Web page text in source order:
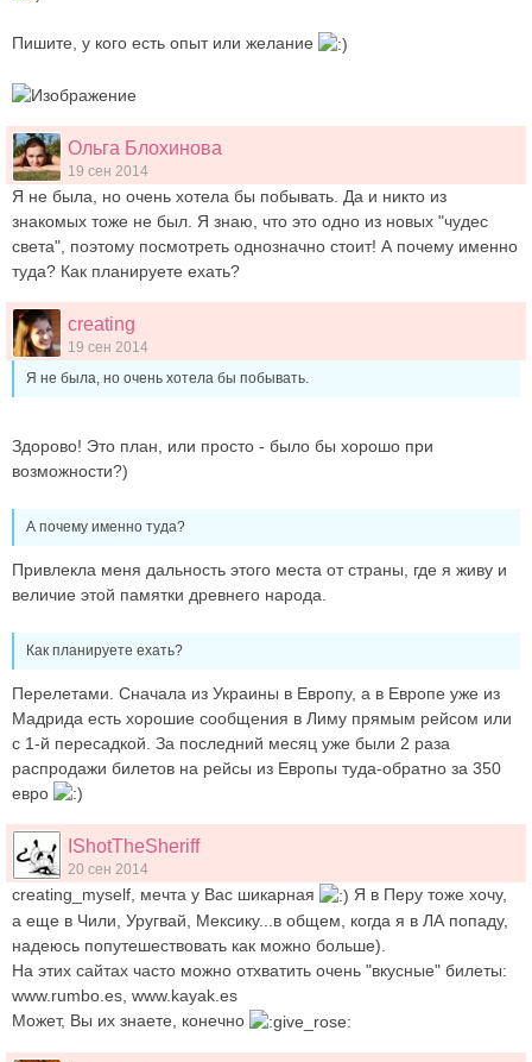
Пишите, у кого есть опыт или желание
Ольга Блохинова
19 сен 2014
Я не была, но очень хотела бы побывать. Да и никто из
знакомых тоже не был. Я знаю, что это одно из новых "чудес
света", поэтому посмотреть однозначно стоит! А почему именно
туда? Как планируете ехать?
creating
19 сен 2014
Я не была, но очень хотела бы побывать.
Здорово! Это план, или просто - было бы хорошо при
возможности?)
А почему именно туда?
Привлекла меня дальность этого места от страны, где я живу и
величие этой памятки древнего народа.
Как планируете ехать?
Перелетами. Сначала из Украины в Европу, а в Европе уже из
Мадрида есть хорошие сообщения в Лиму прямым рейсом или
с 1-й пересадкой. За последний месяц уже были 2 раза
распродажи билетов на рейсы из Европы туда-обратно за 350
евро
IShotTheSheriff
20 сен 2014
creating_myself, мечта у Вас шикарная
Я в Перу тоже хочу,
а еще в Чили, Уругвай, Мексику...в общем, когда я в ЛА попаду,
надеюсь попутешествовать как можно больше).
На этих сайтах часто можно отхватить очень "вкусные" билеты:
www.rumbo.es, www.kayak.es
Может, Вы их знаете, конечно